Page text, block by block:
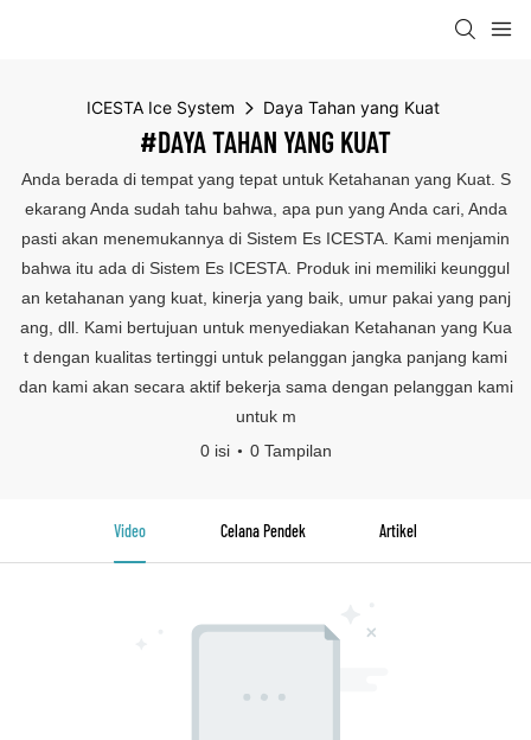
ICESTA Ice System Daya Tahan yang Kuat
#DAYA TAHAN YANG KUAT
Anda berada di tempat yang tepat untuk Ketahanan yang Kuat. S
ekarang Anda sudah tahu bahwa, apa pun yang Anda cari, Anda
pasti akan menemukannya di Sistem Es ICESTA. Kami menjamin
bahwa itu ada di Sistem Es ICESTA. Produk ini memiliki keunggul
an ketahanan yang kuat, kinerja yang baik, umur pakai yang panj
ang, dll. Kami bertujuan untuk menyediakan Ketahanan yang Kua
t dengan kualitas tertinggi untuk pelanggan jangka panjang kami
dan kami akan secara aktif bekerja sama dengan pelanggan kami
untuk m
0 isi
0 Tampilan
Video Celana Pendek Artikel